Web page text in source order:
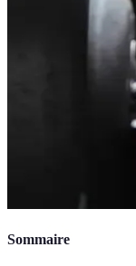
Sommaire